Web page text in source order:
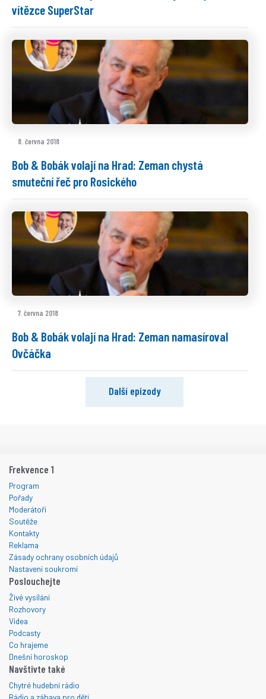
vítězce SuperStar
8. června 2018
Bob & Bobák volají na Hrad: Zeman chystá
smuteční řeč pro Rosického
7. června 2018
Bob & Bobák volají na Hrad: Zeman namasíroval
Ovčáčka
Další epizody
Frekvence 1
Program
Pořady
Moderátoři
Soutěže
Kontakty
Reklama
Zásady ochrany osobních údajů
Nastavení soukromí
Poslouchejte
Živé vysílání
Rozhovory
Videa
Podcasty
Co hrajeme
Dnešní horoskop
Navštivte také
Chytré hudební rádio
Rádio a zábava pro děti